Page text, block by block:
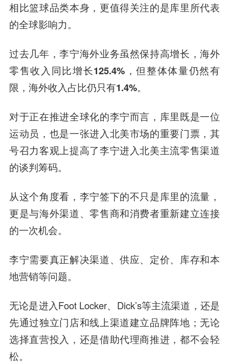
相比篮球品类本身，更值得关注的是库里所代表
的全球影响力。
过去几年，李宁海外业务虽然保持高增长，海外
零售收入同比增长125.4%，但整体体量仍然有
限，海外收入占比仍只有1.4%。
对于正在推进全球化的李宁而言，库里既是一位
运动员，也是一张进入北美市场的重要门票，其
号召力客观上提高了李宁进入北美主流零售渠道
的谈判筹码。
从这个角度看，李宁签下的不只是库里的流量，
更是与海外渠道、零售商和消费者重新建立连接
的一次机会。
李宁需要真正解决渠道、供应、定价、库存和本
地营销等问题。
无论是进入Foot Locker、Dick’s等主流渠道，还是
先通过独立门店和线上渠道建立品牌阵地；无论
选择直营投入，还是借助代理商推进，都不会轻
松。